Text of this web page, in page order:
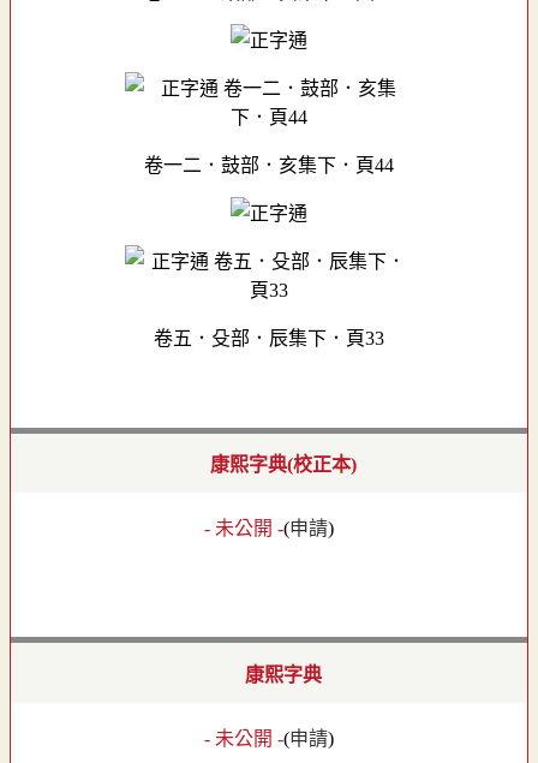
卷一二．鼓部．亥集下．頁44
卷五．殳部．辰集下．頁33
康熙字典(校正本)
- 未公開 -(申請)
康熙字典
- 未公開 -(申請)